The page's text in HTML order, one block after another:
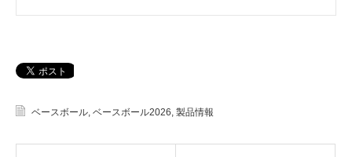
ベースボール, ベースボール2026, 製品情報